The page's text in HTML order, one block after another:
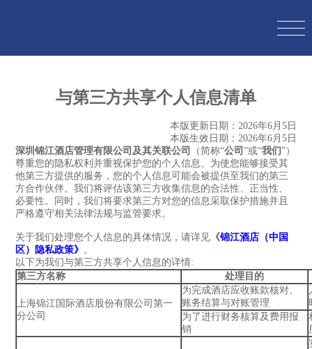
与第三方共享个人信息清单
本版更新日期：2026年6月5日
本版生效日期：2026年6月5日
深圳锦江酒店管理有限公司及其关联公司
（简称“公司”或“我们”）
尊重您的隐私权利并重视保护您的个人信息。为使您能够接受其
他第三方提供的服务，您的个人信息可能会被提供至我们的第三
方合作伙伴。我们将评估该第三方收集信息的合法性、正当性、
必要性。同时，我们将要求第三方对您的信息采取保护措施并且
严格遵守相关法律法规与监管要求。
关于我们处理您个人信息的具体情况，请详见 《锦江酒店（中国
区）隐私政策》 。
以下为我们与第三方共享个人信息的详情:
第三方名称
处理目的
上海锦江国际酒店股份有限公司第一
分公司
为完成酒店应收账款核对、
账务结算与对账管理
为了进行财务核算及费用报
销